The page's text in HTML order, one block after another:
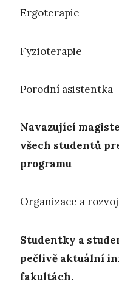
Ergoterapie
Fyzioterapie
Porodní asistentka
Navazující
všech studentů
programu
Organizace a
Studentky a
pečlivě aktuální
fakultách.